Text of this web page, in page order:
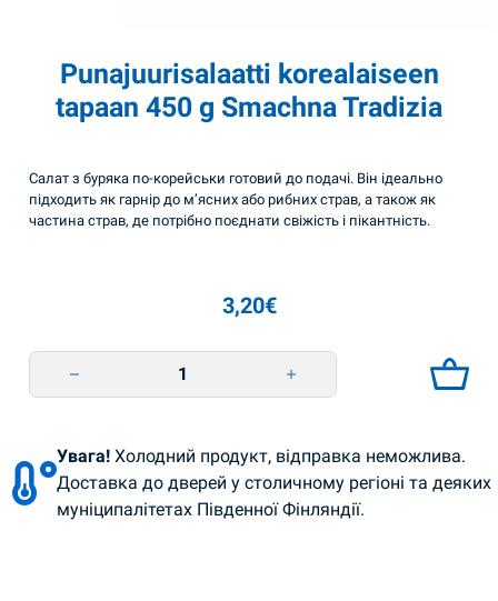
Punajuurisalaatti korealaiseen
tapaan 450 g Smachna Tradizia
Салат з буряка по-корейськи готовий до подачі. Він ідеально
підходить як гарнір до м’ясних або рибних страв, а також як
частина страв, де потрібно поєднати свіжість і пікантність.
3,20€
Punajuurisalaatti korealaiseen tapaan 450 g Smachna Tradizia quantity
Увага! Холодний продукт, відправка неможлива.
Доставка до дверей у столичному регіоні та деяких
муніципалітетах Південної Фінляндії.